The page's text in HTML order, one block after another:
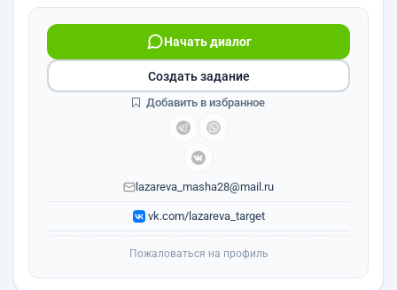
Начать диалог
lazareva_masha28@mail.ru
vk.com/lazareva_target
Создать задание
Добавить в избранное
Пожаловаться на профиль